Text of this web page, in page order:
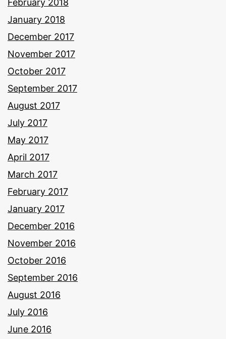
January 2018
December 2017
November 2017
October 2017
September 2017
August 2017
July 2017
May 2017
April 2017
March 2017
February 2017
January 2017
December 2016
November 2016
October 2016
September 2016
August 2016
July 2016
June 2016